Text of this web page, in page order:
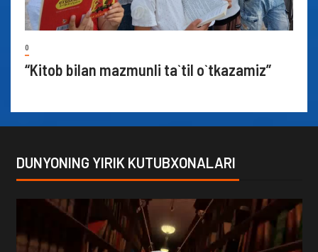
0
“Kitob bilan mazmunli ta`til o`tkazamiz”
DUNYONING YIRIK KUTUBXONALARI